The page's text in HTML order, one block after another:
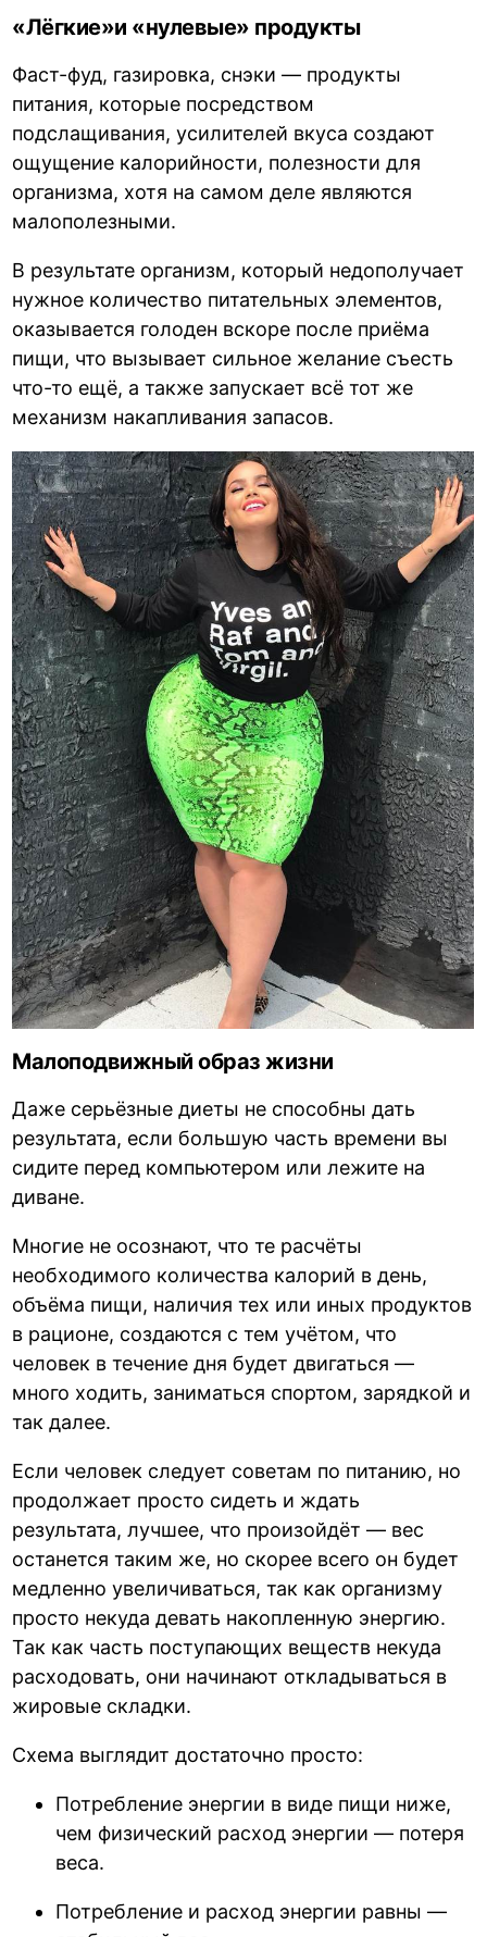
«Лёгкие»и «нулевые» продукты
Фаст-фуд, газировка, снэки — продукты
питания, которые посредством
подслащивания, усилителей вкуса создают
ощущение калорийности, полезности для
организма, хотя на самом деле являются
малополезными.
В результате организм, который недополучает
нужное количество питательных элементов,
оказывается голоден вскоре после приёма
пищи, что вызывает сильное желание съесть
что-то ещё, а также запускает всё тот же
механизм накапливания запасов.
Малоподвижный образ жизни
Даже серьёзные диеты не способны дать
результата, если большую часть времени вы
сидите перед компьютером или лежите на
диване.
Многие не осознают, что те расчёты
необходимого количества калорий в день,
объёма пищи, наличия тех или иных продуктов
в рационе, создаются с тем учётом, что
человек в течение дня будет двигаться —
много ходить, заниматься спортом, зарядкой и
так далее.
Если человек следует советам по питанию, но
продолжает просто сидеть и ждать
результата, лучшее, что произойдёт — вес
останется таким же, но скорее всего он будет
медленно увеличиваться, так как организму
просто некуда девать накопленную энергию.
Так как часть поступающих веществ некуда
расходовать, они начинают откладываться в
жировые складки.
Схема выглядит достаточно просто:
Потребление энергии в виде пищи ниже,
чем физический расход энергии — потеря
веса.
Потребление и расход энергии равны —